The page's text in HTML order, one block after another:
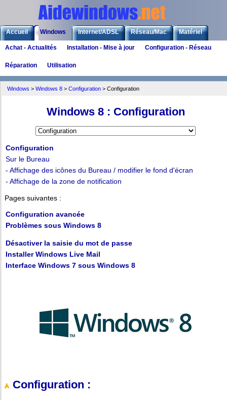
Accueil Windows Internet/ADSL Réseau/Mac Matériel
Logiciels Liens Jeux
Achat - Actualités Installation - Mise à jour Configuration - Réseau
Réparation Utilisation
Windows > Windows 8 > Configuration > Configuration
Windows 8 : Configuration
Configuration
Sur le Bureau
- Affichage des icônes du Bureau / modifier le fond d'écran
- Affichage de la zone de notification
Pages suivantes :
Configuration avancée
Problèmes sous Windows 8
Désactiver la saisie du mot de passe
Installer Windows Live Mail
Interface Windows 7 sous Windows 8
Configuration :